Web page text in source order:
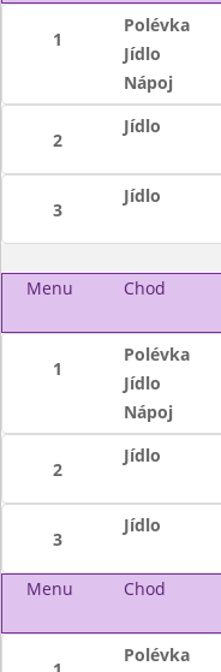
1
Polévka
Jídlo
Nápoj
2
Jídlo
3
Jídlo
Menu Chod
1
Polévka
Jídlo
Nápoj
2
Jídlo
3
Jídlo
Menu Chod
Polévka